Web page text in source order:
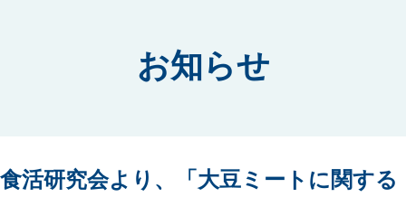
お知らせ
食活研究会より、「大豆ミートに関する